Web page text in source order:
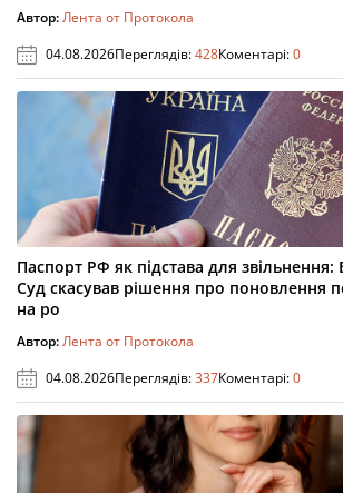
Автор:Лента от Протокола
04.08.2026Переглядів:428Коментарі:0
Паспорт РФ як підстава для
Суд скасував рішення про поновлення
на ро
Автор:Лента от Протокола
04.08.2026Переглядів:337Коментарі:0